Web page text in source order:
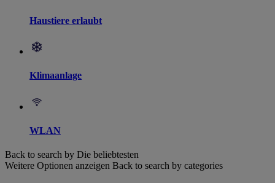
Haustiere erlaubt
Klimaanlage
WLAN
Back to search by Die beliebtesten
Weitere Optionen anzeigen Back to search by categories